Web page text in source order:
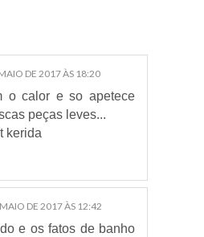
DE 2017 ÀS 18:20
o calor e so apetece
peças leves...
kerida
DE 2017 ÀS 12:42
e os fatos de banho